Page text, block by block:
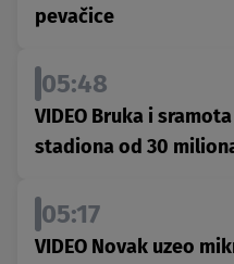
pevačice
05:48
VIDEO Bruka i
stadiona od 30
05:17
VIDEO Novak uzeo